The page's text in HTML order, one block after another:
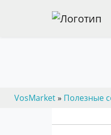
VosMarket» Полезные